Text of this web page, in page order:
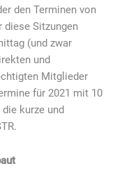
den Terminen von
diese Sitzungen
(und zwar
und
Mitglieder
für 2021 mit 10
kurze und